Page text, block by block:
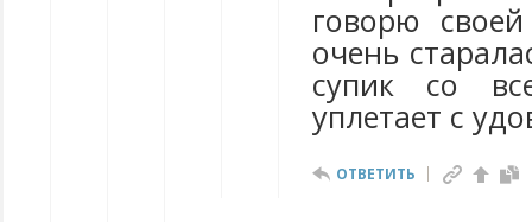
говорю
очень
супик со
уплетает с
ОТВЕТИТЬ